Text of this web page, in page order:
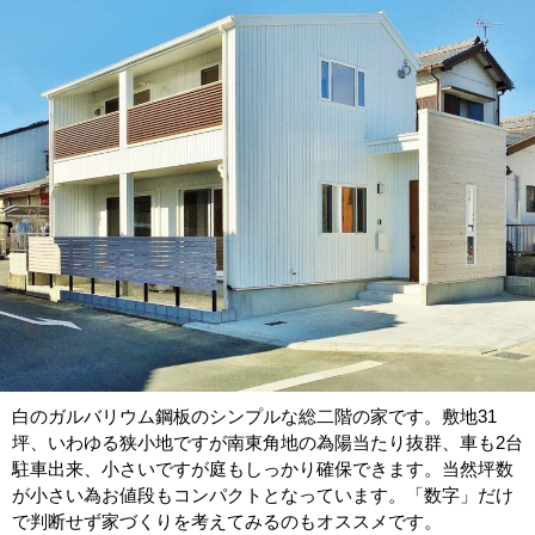
白のガルバリウム鋼板のシンプルな総二階の家です。敷地31
坪、いわゆる狭小地ですが南東角地の為陽当たり抜群、車も2台
駐車出来、小さいですが庭もしっかり確保できます。当然坪数
が小さい為お値段もコンパクトとなっています。「数字」だけ
で判断せず家づくりを考えてみるのもオススメです。